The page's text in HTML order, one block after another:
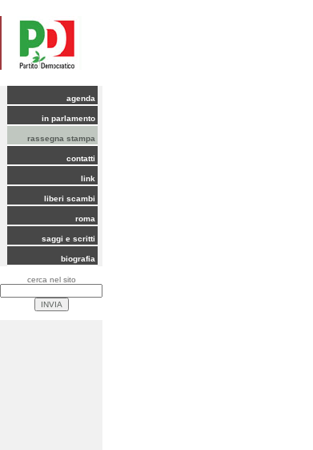
agenda
in parlamento
rassegna stampa
contatti
link
liberi scambi
roma
saggi e scritti
biografia
cerca nel sito